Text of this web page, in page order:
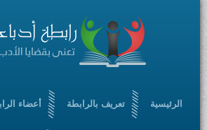
الرئيسية تعريف بالرابطة أعضاء الرابطة